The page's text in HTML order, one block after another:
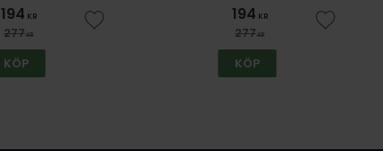
194 KR
277KR Lägg till i favoriter
KÖP
194 KR
277KR Lägg
KÖP